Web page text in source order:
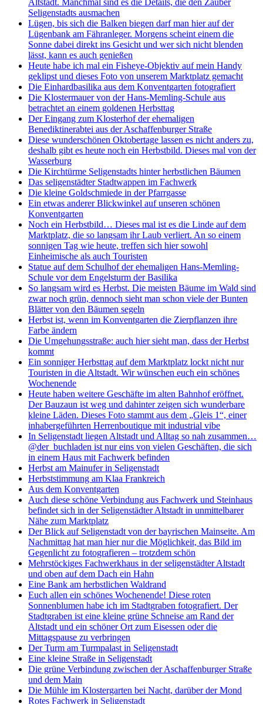
Altstadt. Manchmal sind es die Details, die den Zauber
Seligenstadts ausmachen
Lügen, bis sich die Balken biegen darf man hier auf der
Lügenbank am Fähranleger. Morgens scheint einem die
Sonne dabei direkt ins Gesicht und wer sich nicht blenden
lässt, kann es auch genießen
Heute habe ich mal ein Fisheye-Objektiv auf mein Handy
geklipst und dieses Foto von unserem Marktplatz gemacht
Die Einhardbasilika aus dem Konventgarten fotografiert
Die Klostermauer von der Hans-Memling-Schule aus
betrachtet an einem goldenen Herbsttag
Der Eingang zum Klosterhof der ehemaligen
Benediktinerabtei aus der Aschaffenburger Straße
Diese wunderschönen Oktobertage lassen es nicht anders zu,
deshalb gibt es heute noch ein Herbstbild. Dieses mal von der
Wasserburg
Die Kirchtürme Seligenstadts hinter herbstlichen Bäumen
Das seligenstädter Stadtwappen im Fachwerk
Die kleine Goldschmiede in der Pfarrgasse
Ein etwas anderer Blickwinkel auf unseren schönen
Konventgarten
Noch ein Herbstbild… Dieses mal ist es die Linde auf dem
Marktplatz, die so langsam ihr Laub verliert. An so einem
sonnigen Tag wie heute, treffen sich hier sowohl
Einheimische als auch Touristen
Statue auf dem Schulhof der ehemaligen Hans-Memling-
Schule vor dem Engelsturm der Basilika
So langsam wird es Herbst. Die meisten Bäume im Wald sind
zwar noch grün, dennoch sieht man schon viele der Bunten
Blätter von den Bäumen segeln
Herbst ist, wenn im Konventgarten die Zierpflanzen ihre
Farbe ändern
Die Umgehungsstraße: auch hier sieht man, dass der Herbst
kommt
Ein sonniger Herbsttag auf dem Marktplatz lockt nicht nur
Touristen in die Altstadt. Wir wünschen euch ein schönes
Wochenende
Heute haben weitere Geschäfte im alten Bahnhof eröffnet.
Der Bauzaun ist weg und dahinter zeigen sich wunderbare
kleine Läden. Dieses Foto stammt aus dem „Gleis 1“, einer
inhabergeführten Herrenboutique mit industrial vibe
In Seligenstadt liegen Altstadt und Alltag so nah zusammen…
@der_buchladen ist nur eins von vielen Geschäften, die sich
in einem Haus mit Fachwerk befinden
Herbst am Mainufer in Seligenstadt
Herbststimmung am Klaa Frankreich
Aus dem Konventgarten
Auch diese schöne Verbindung aus Fachwerk und Steinhaus
befindet sich in der Seligenstädter Altstadt in unmittelbarer
Nähe zum Marktplatz
Der Blick auf Seligenstadt von der bayrischen Mainseite. Am
Nachmittag hat man hier nur die Möglichkeit, das Bild im
Gegenlicht zu fotografieren – trotzdem schön
Mehrstöckiges Fachwerkhaus in der seligenstädter Altstadt
und oben auf dem Dach ein Hahn
Eine Bank am herbstlichen Waldrand
Euch allen ein schönes Wochenende! Diese roten
Sonnenblumen habe ich im Stadtgraben fotografiert. Der
Stadtgraben ist eine kleine grüne Schneise am Rand der
Altstadt und ein schöner Ort zum Eisessen oder die
Mittagspause zu verbringen
Der Turm am Turmpalast in Seligenstadt
Eine kleine Straße in Seligenstadt
Die grüne Verbindung zwischen der Aschaffenburger Straße
und dem Main
Die Mühle im Klostergarten bei Nacht, darüber der Mond
Rotes Fachwerk in Seligenstadt